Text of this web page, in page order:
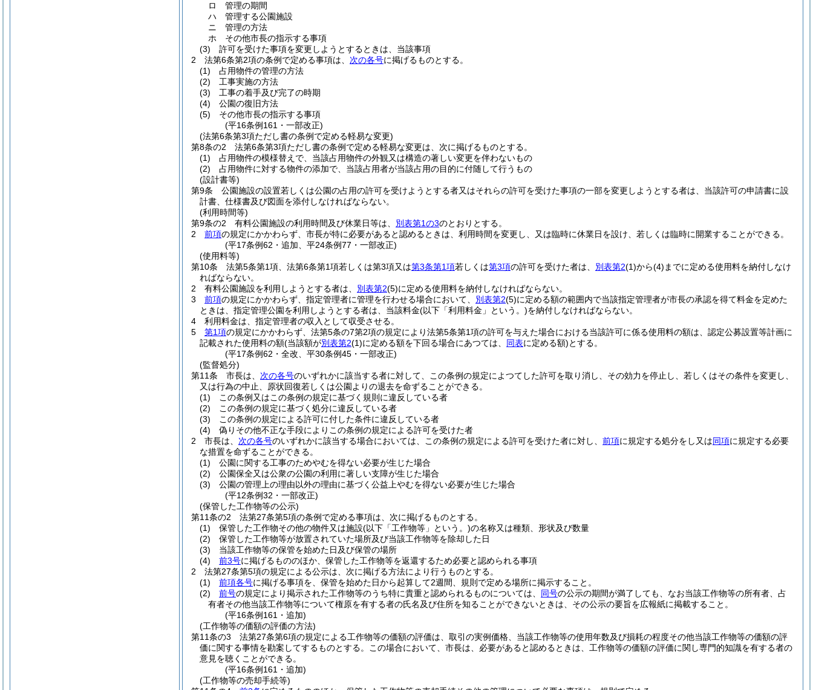
ロ
管理の期間
ハ
管理する公園施設
ニ
管理の方法
ホ
その他市長の指示する事項
(3)
許可を受けた事項を変更しようとするときは、当該事項
2
法第6条第2項の条例で定める事項は、 次の各号に掲げるものとする。
(1)
占用物件の管理の方法
(2)
工事実施の方法
(3)
工事の着手及び完了の時期
(4)
公園の復旧方法
(5)
その他市長の指示する事項
(平16条例161・一部改正)
(法第6条第3項ただし書の条例で定める軽易な変更)
第8条の2
法第6条第3項ただし書の条例で定める軽易な変更は、次に掲げるものとする。
(1)
占用物件の模様替えで、当該占用物件の外観又は構造の著しい変更を伴わないもの
(2)
占用物件に対する物件の添加で、当該占用者が当該占用の目的に付随して行うもの
(設計書等)
第9条
公園施設の設置若しくは公園の占用の許可を受けようとする者又はそれらの許可を受けた事項の一部を変更しようとする者は、当該許可の申請書に設
計書、仕様書及び図面を添付しなければならない。
(利用時間等)
第9条の2
有料公園施設の利用時間及び休業日等は、 別表第1の3のとおりとする。
2
前項の規定にかかわらず、市長が特に必要があると認めるときは、利用時間を変更し、又は臨時に休業日を設け、若しくは臨時に開業することができる。
(平17条例62・追加、平24条例77・一部改正)
(使用料等)
第10条
法第5条第1項、法第6条第1項若しくは第3項又は第3条第1項若しくは第3項の許可を受けた者は、 別表第2(1)から(4) までに定める使用料を納付しなけ
ればならない。
2
有料公園施設を利用しようとする者は、 別表第2(5)に定める使用料を納付しなければならない。
3
前項の規定にかかわらず、指定管理者に管理を行わせる場合において、 別表第2(5)に定める額の範囲内で当該指定管理者が市長の承認を得て料金を定めた
ときは、指定管理公園を利用しようとする者は、当該料金(以下「利用料金」という。)を納付しなければならない。
4
利用料金は、指定管理者の収入として収受させる。
5
第1項の規定にかかわらず、法第5条の7第2項の規定により法第5条第1項の許可を与えた場合における当該許可に係る使用料の額は、認定公募設置等計画に
記載された使用料の額(当該額が別表第2(1)に定める額を下回る場合にあつては、 同表に定める額)とする。
(平17条例62・全改、平30条例45・一部改正)
(監督処分)
第11条
市長は、 次の各号のいずれかに該当する者に対して、この条例の規定によつてした許可を取り消し、その効力を停止し、若しくはその条件を変更し、
又は行為の中止、原状回復若しくは公園よりの退去を命ずることができる。
(1)
この条例又はこの条例の規定に基づく規則に違反している者
(2)
この条例の規定に基づく処分に違反している者
(3)
この条例の規定による許可に付した条件に違反している者
(4)
偽りその他不正な手段によりこの条例の規定による許可を受けた者
2
市長は、 次の各号のいずれかに該当する場合においては、この条例の規定による許可を受けた者に対し、 前項に規定する処分をし又は同項に規定する必要
な措置を命ずることができる。
(1)
公園に関する工事のためやむを得ない必要が生じた場合
(2)
公園保全又は公衆の公園の利用に著しい支障が生じた場合
(3)
公園の管理上の理由以外の理由に基づく公益上やむを得ない必要が生じた場合
(平12条例32・一部改正)
(保管した工作物等の公示)
第11条の2
法第27条第5項の条例で定める事項は、次に掲げるものとする。
(1)
保管した工作物その他の物件又は施設(以下「工作物等」という。)の名称又は種類、形状及び数量
(2)
保管した工作物等が放置されていた場所及び当該工作物等を除却した日
(3)
当該工作物等の保管を始めた日及び保管の場所
(4)
前3号に掲げるもののほか、保管した工作物等を返還するため必要と認められる事項
2
法第27条第5項の規定による公示は、次に掲げる方法により行うものとする。
(1)
前項各号に掲げる事項を、保管を始めた日から起算して2週間、規則で定める場所に掲示すること。
(2)
前号の規定により掲示された工作物等のうち特に貴重と認められるものについては、 同号の公示の期間が満了しても、なお当該工作物等の所有者、占
有者その他当該工作物等について権原を有する者の氏名及び住所を知ることができないときは、その公示の要旨を広報紙に掲載すること。
(平16条例161・追加)
(工作物等の価額の評価の方法)
第11条の3
法第27条第6項の規定による工作物等の価額の評価は、取引の実例価格、当該工作物等の使用年数及び損耗の程度その他当該工作物等の価額の評
価に関する事情を勘案してするものとする。
この場合において、市長は、必要があると認めるときは、工作物等の価額の評価に関し専門的知識を有する者の
意見を聴くことができる。
(平16条例161・追加)
(工作物等の売却手続等)